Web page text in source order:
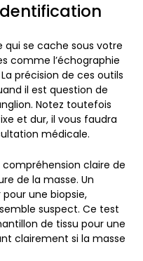
se cache sous votre
comme l’échographie
précision de ces outils
il est question de
Notez toutefois
et dur, il vous faudra
médicale.
claire de
de la masse. Un
une biopsie,
suspect. Ce test
de tissu pour une
clairement si la masse